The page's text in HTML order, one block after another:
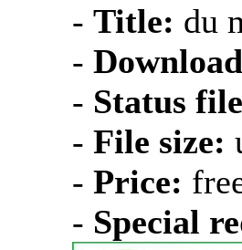
- Title: du
-
- Status
- File size:
- Price:
- Special